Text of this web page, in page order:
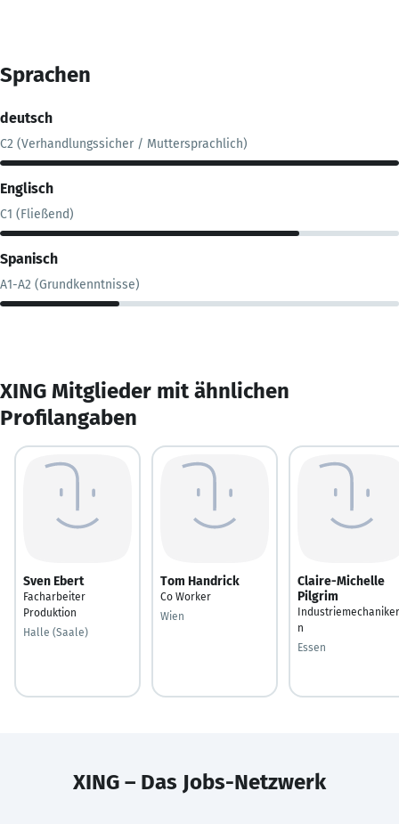
Sprachen
deutsch
C2 (Verhandlungssicher / Muttersprachlich)
Englisch
C1 (Fließend)
Spanisch
A1-A2 (Grundkenntnisse)
XING Mitglieder mit ähnlichen
Profilangaben
Sven Ebert
Facharbeiter
Produktion
Halle (Saale)
Tom Handrick
Co Worker
Wien
Claire-Michelle
Pilgrim
n
Essen
XING – Das Jobs-Netzwerk